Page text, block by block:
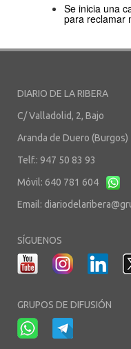
Se inicia una
para reclamar
DIARIO DE LA RIBERA
C/ Valladolid, 2, Bajo
Aranda de Duero (Burgos)
Telf.: 947 50 83 93
Móvil: 640 781 604
Email:
SÍGUENOS
GRUPOS DE DIFUSIÓN